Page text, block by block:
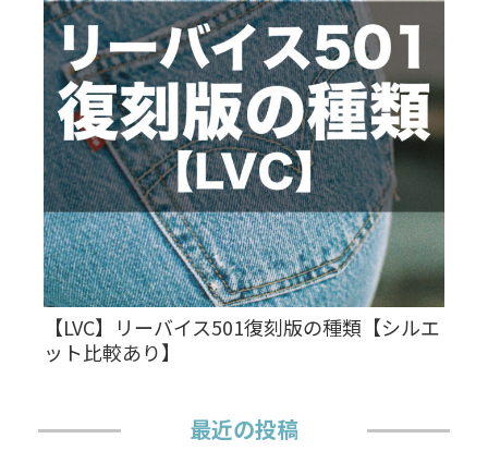
【LVC】リーバイス501復刻版の種類【シルエ
ット比較あり】
最近の投稿